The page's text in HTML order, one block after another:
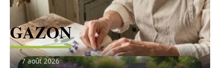
7 août 2026
GAZON